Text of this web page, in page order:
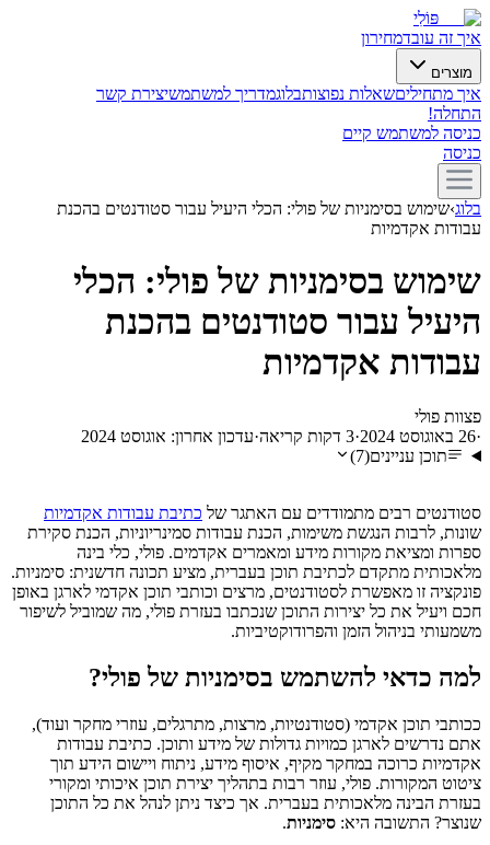
פּוֹלִי
איך זה עובדמחירון
מוצרים
איך מתחיליםשאלות נפוצותבלוגמדריך למשתמשיצירת קשר
התחלה!
כניסה למשתמש קיים
כניסה
בלוג›שימוש בסימניות של פולי: הכלי היעיל עבור סטודנטים בהכנת
עבודות אקדמיות
שימוש בסימניות של פולי: הכלי
היעיל עבור סטודנטים בהכנת
עבודות אקדמיות
פצוות פולי
·26 באוגוסט 2024 ·
3 דקות קריאה·עדכון אחרון: אוגוסט 2024
תוכן עניינים(
7
)
סטודנטים רבים מתמודדים עם האתגר של כתיבת עבודות אקדמיות
שונות, לרבות הנגשת משימות, הכנת עבודות סמינריוניות, הכנת סקירת
ספרות ומציאת מקורות מידע ומאמרים אקדמים. פולי, כלי בינה
מלאכותית מתקדם לכתיבת תוכן בעברית, מציע תכונה חדשנית: סימניות.
פונקציה זו מאפשרת לסטודנטים, מרצים וכותבי תוכן אקדמי לארגן באופן
חכם ויעיל את כל יצירות התוכן שנכתבו בעזרת פולי, מה שמוביל לשיפור
משמעותי בניהול הזמן והפרודוקטיביות.
למה כדאי להשתמש בסימניות של פולי?
ככותבי תוכן אקדמי (סטודנטיות, מרצות, מתרגלים, עוזרי מחקר ועוד),
אתם נדרשים לארגן כמויות גדולות של מידע ותוכן. כתיבת עבודות
אקדמיות כרוכה במחקר מקיף, איסוף מידע, ניתוח ויישום הידע תוך
ציטוט המקורות. פולי, עוזר רבות בתהליך יצירת תוכן איכותי ומקורי
בעזרת הבינה מלאכותית בעברית. אך כיצד ניתן לנהל את כל התוכן
שנוצר? התשובה היא: סימניות.